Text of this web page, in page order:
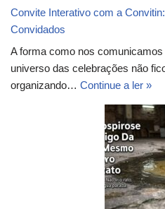
Convite Interativo com a
Convidados
A forma como nos
universo das celebrações não
organizando… Continue a ler »